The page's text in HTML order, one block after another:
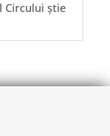
Circului știe